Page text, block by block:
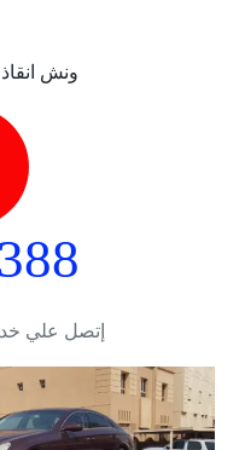
ونش
إتصل علي